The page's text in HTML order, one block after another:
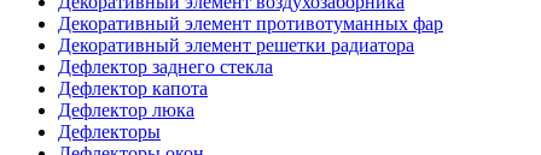
Декоративный элемент противотуманных фар
Декоративный элемент решетки радиатора
Дефлектор заднего стекла
Дефлектор капота
Дефлектор люка
Дефлекторы